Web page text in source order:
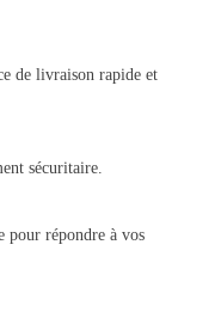
de livraison rapide et
sécuritaire.
pour répondre à vos